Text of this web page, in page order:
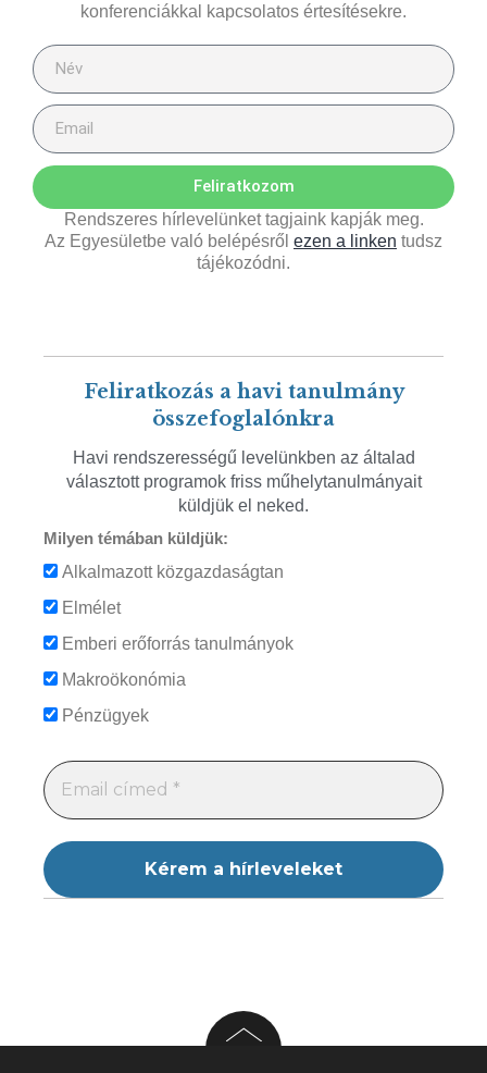
konferenciákkal kapcsolatos értesítésekre.
Feliratkozom
Rendszeres hírlevelünket tagjaink kapják meg.
Az Egyesületbe való belépésről ezen a linken tudsz
tájékozódni.
Feliratkozás a havi tanulmány
összefoglalónkra
Havi rendszerességű levelünkben az általad
választott programok friss műhelytanulmányait
küldjük el neked.
Milyen témában küldjük:
Alkalmazott közgazdaságtan
Elmélet
Emberi erőforrás tanulmányok
Makroökonómia
Pénzügyek